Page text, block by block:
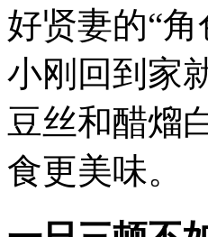
好贤妻的“
小刚回到家
豆丝和醋熘
食更美味。